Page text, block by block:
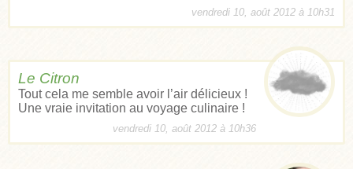
vendredi 10, août 2012 à 10h31
Le Citron
Tout cela me semble avoir l’air délicieux !
Une vraie invitation au voyage culinaire !
vendredi 10, août 2012 à 10h36